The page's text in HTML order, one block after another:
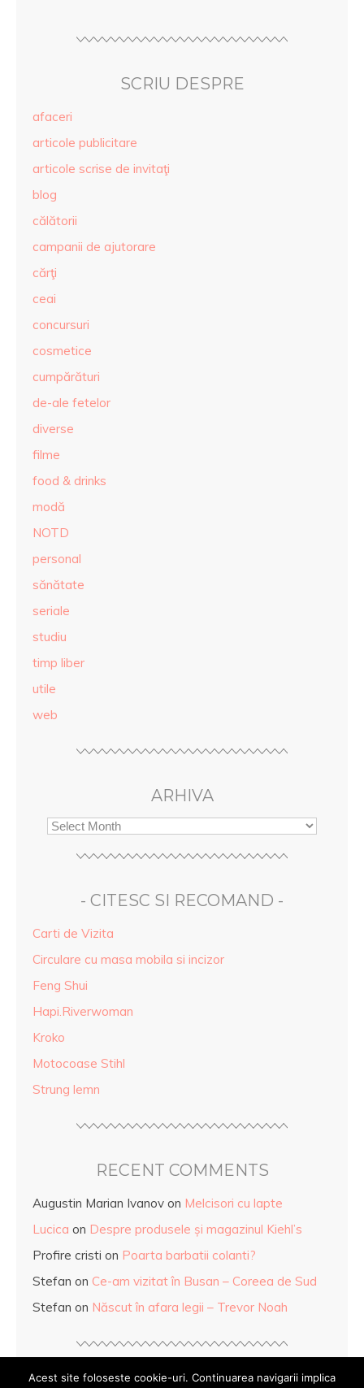
SCRIU DESPRE
afaceri
articole publicitare
articole scrise de invitaţi
blog
călătorii
campanii de ajutorare
cărţi
ceai
concursuri
cosmetice
cumpărături
de-ale fetelor
diverse
filme
food & drinks
modă
NOTD
personal
sănătate
seriale
studiu
timp liber
utile
web
ARHIVA
- CITESC SI RECOMAND -
Carti de Vizita
Circulare cu masa mobila si incizor
Feng Shui
Hapi.Riverwoman
Kroko
Motocoase Stihl
Strung lemn
RECENT COMMENTS
Augustin Marian Ivanov on Melcisori cu lapte
Lucica on Despre produsele și magazinul Kiehl’s
Profire cristi on Poarta barbatii colanti?
Stefan on Ce-am vizitat în Busan – Coreea de Sud
Stefan on Născut în afara legii – Trevor Noah
Acest site foloseste cookie-uri. Continuarea navigarii implica